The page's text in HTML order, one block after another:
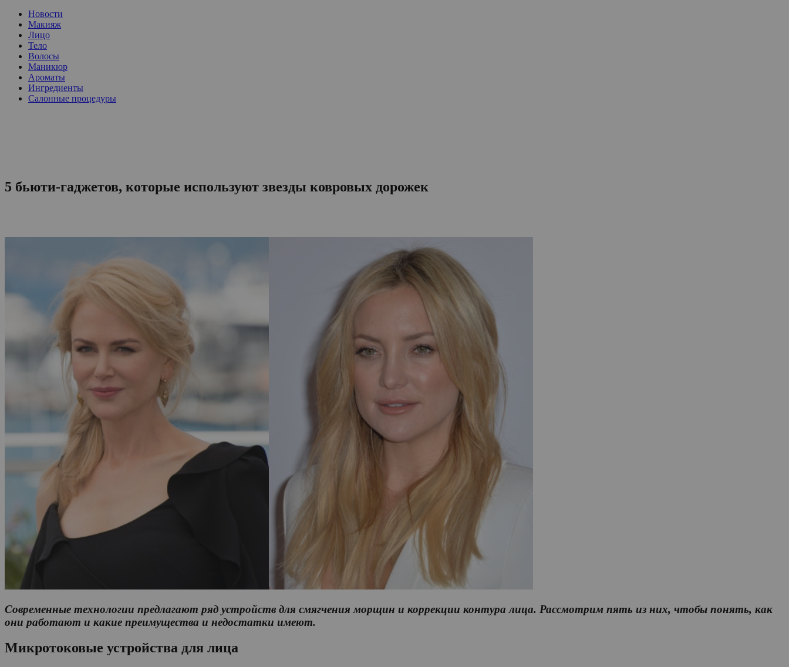
Новости
Макияж
Лицо
Тело
Волосы
Маникюр
Ароматы
Ингредиенты
Салонные процедуры
5 бьюти-гаджетов, которые используют звезды ковровых дорожек
Современные технологии предлагают ряд устройств для смягчения морщин и коррекции контура лица. Рассмотрим пять из них, чтобы понять, как
они работают и какие преимущества и недостатки имеют.
Микротоковые устройства для лица